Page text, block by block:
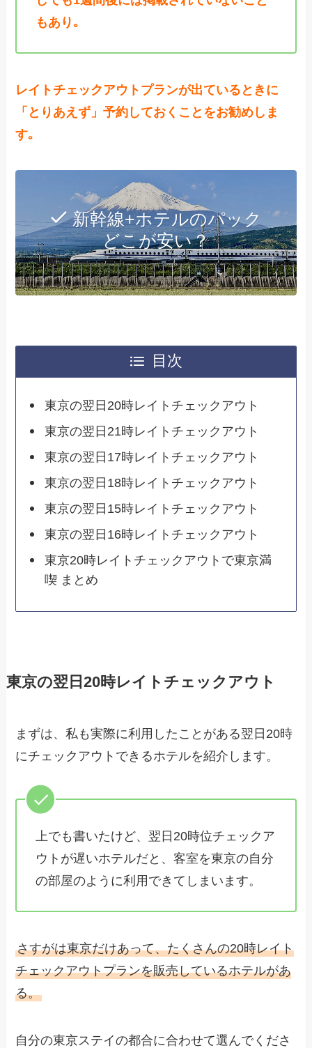
もあり｡
レイトチェックアウトプランが出ているときに
「とりあえず」予約しておくことをお勧めしま
す｡
新幹線+ホテルのパック
どこが安い？
目次
東京の翌日20時レイトチェックアウト
東京の翌日21時レイトチェックアウト
東京の翌日17時レイトチェックアウト
東京の翌日18時レイトチェックアウト
東京の翌日15時レイトチェックアウト
東京の翌日16時レイトチェックアウト
東京20時レイトチェックアウトで東京満
喫 まとめ
東京の翌日20時レイトチェックアウト
まずは、私も実際に利用したことがある翌日20時
にチェックアウトできるホテルを紹介します。
上でも書いたけど、翌日20時位チェックア
ウトが遅いホテルだと、客室を東京の自分
の部屋のように利用できてしまいます。
さすがは東京だけあって、たくさんの20時レイト
チェックアウトプランを販売しているホテルがあ
る。
自分の東京ステイの都合に合わせて選んでくださ